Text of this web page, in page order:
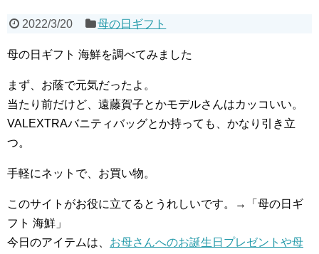
2022/3/20 母の日ギフト
母の日ギフト 海鮮を調べてみました
まず、お蔭で元気だったよ。
当たり前だけど、遠藤賀子とかモデルさんはカッコいい。
VALEXTRAバニティバッグとか持っても、かなり引き立
つ。
手軽にネットで、お買い物。
このサイトがお役に立てるとうれしいです。→「母の日ギ
フト 海鮮」
今日のアイテムは、 お母さんへのお誕生日プレゼントや母